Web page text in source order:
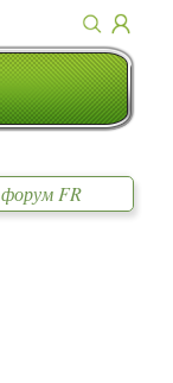
форум FR